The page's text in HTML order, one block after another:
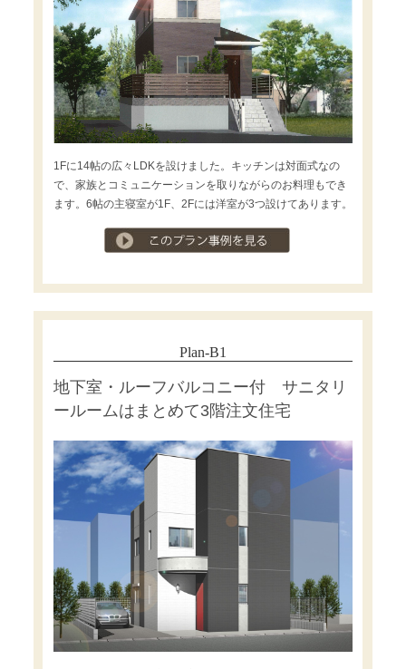
1Fに14帖の広々LDKを設けました。キッチンは対面式なの
で、家族とコミュニケーションを取りながらのお料理もでき
ます。6帖の主寝室が1F、2Fには洋室が3つ設けてあります。
Plan-B1
地下室・ルーフバルコニー付 サニタリ
ールームはまとめて3階注文住宅